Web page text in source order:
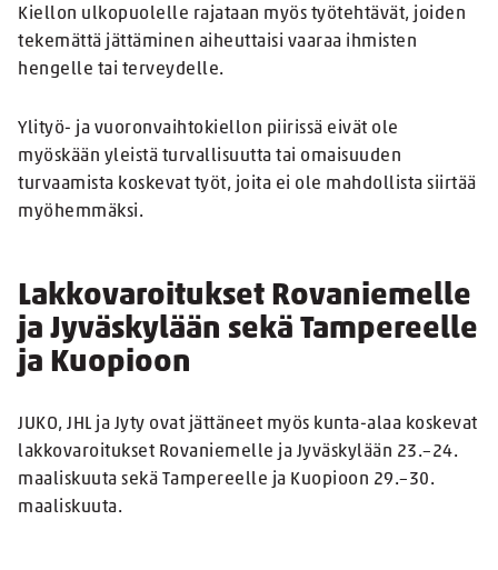
Kiellon ulkopuolelle rajataan myös työtehtävät, joiden
tekemättä jättäminen aiheuttaisi vaaraa ihmisten
hengelle tai terveydelle.
Ylityö- ja vuoronvaihtokiellon piirissä eivät ole
myöskään yleistä turvallisuutta tai omaisuuden
turvaamista koskevat työt, joita ei ole mahdollista siirtää
myöhemmäksi.
Lakkovaroitukset Rovaniemelle
ja Jyväskylään sekä Tampereelle
ja Kuopioon
JUKO, JHL ja Jyty ovat jättäneet myös kunta-alaa koskevat
lakkovaroitukset Rovaniemelle ja Jyväskylään 23.–24.
maaliskuuta sekä Tampereelle ja Kuopioon 29.–30.
maaliskuuta.